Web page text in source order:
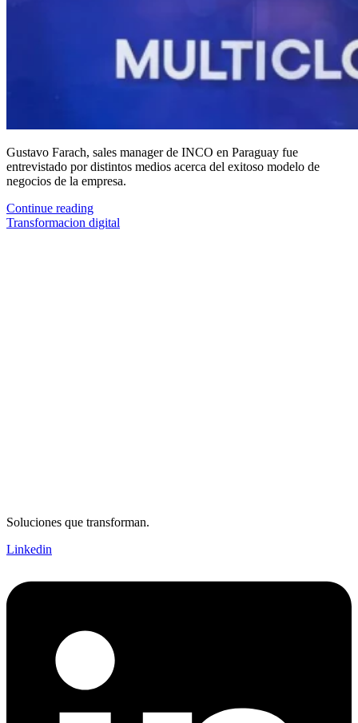
Gustavo Farach, sales manager de INCO en Paraguay fue
entrevistado por distintos medios acerca del exitoso modelo de
negocios de la empresa.
Continue reading
Transformacion digital
Soluciones que transforman.
Linkedin